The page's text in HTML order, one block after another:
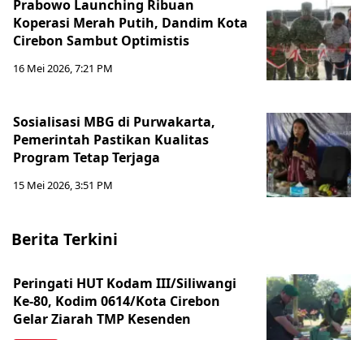
Prabowo Launching Ribuan
Koperasi Merah Putih, Dandim Kota
Cirebon Sambut Optimistis
16 Mei 2026, 7:21 PM
Sosialisasi MBG di Purwakarta,
Pemerintah Pastikan Kualitas
Program Tetap Terjaga
15 Mei 2026, 3:51 PM
Berita Terkini
Peringati HUT Kodam III/Siliwangi
Ke-80, Kodim 0614/Kota Cirebon
Gelar Ziarah TMP Kesenden